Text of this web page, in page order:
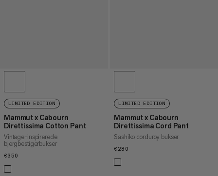
LIMITED EDITION
Mammut x Cabourn
Direttissima Cotton Pant
Vintage-inspirerede
bjergbestigerbukser
€350
LIMITED EDITION
Mammut x Cabourn
Direttissima Cord Pant
Sashiko corduroy bukser
€280